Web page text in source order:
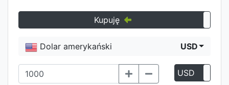
Kupuję
Dolar amerykański USD
USD